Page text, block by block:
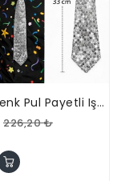
Gümüş Renk Pul Payetli Işıltılı Parti Kravatı 33 Cm
226,20 ₺